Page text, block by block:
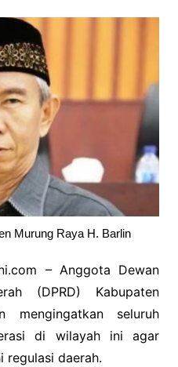
Murung Raya H. Barlin
– Anggota Dewan
(DPRD) Kabupaten
mengingatkan seluruh
di wilayah ini agar
regulasi daerah.